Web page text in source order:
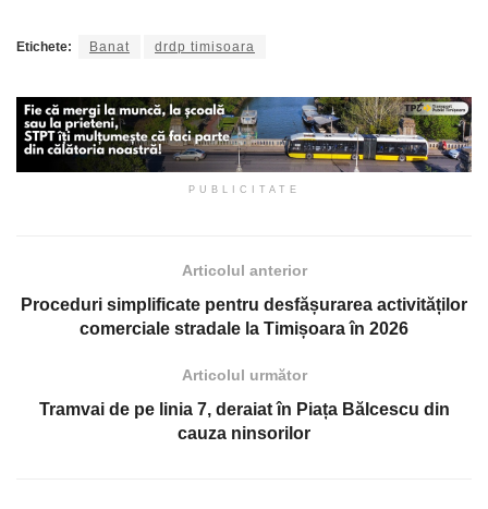
Etichete: Banat drdp timisoara
PUBLICITATE
Articolul anterior
Proceduri simplificate pentru desfășurarea activităților
comerciale stradale la Timișoara în 2026
Articolul următor
Tramvai de pe linia 7, deraiat în Piața Bălcescu din
cauza ninsorilor